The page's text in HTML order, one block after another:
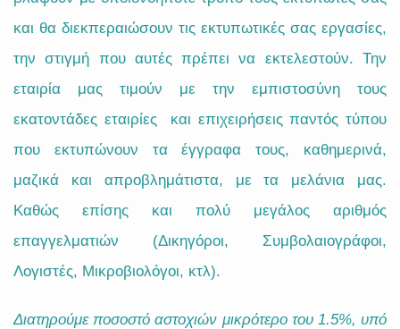
και θα διεκπεραιώσουν τις εκτυπωτικές σας εργασίες,
την στιγμή που αυτές πρέπει να εκτελεστούν. Την
εταιρία μας τιμούν με την εμπιστοσύνη τους
εκατοντάδες εταιρίες και επιχειρήσεις παντός τύπου
που εκτυπώνουν τα έγγραφα τους, καθημερινά,
μαζικά και απροβλημάτιστα, με τα μελάνια μας.
Καθώς επίσης και πολύ μεγάλος αριθμός
επαγγελματιών (Δικηγόροι, Συμβολαιογράφοι,
Λογιστές, Μικροβιολόγοι, κτλ).
Διατηρούμε ποσοστό αστοχιών μικρότερο του 1.5%, υπό